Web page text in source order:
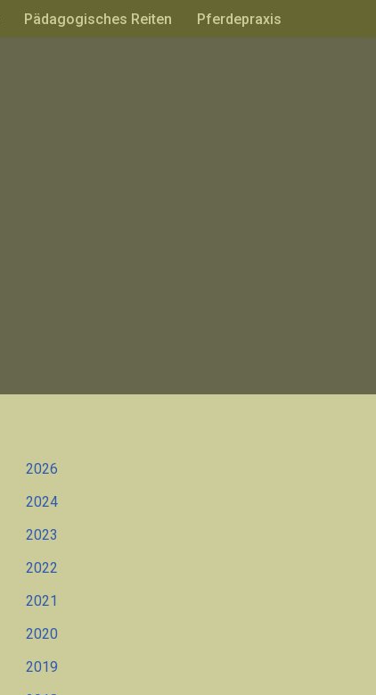
Pädagogisches Reiten Pferdepraxis
2026
2024
2023
2022
2021
2020
2019